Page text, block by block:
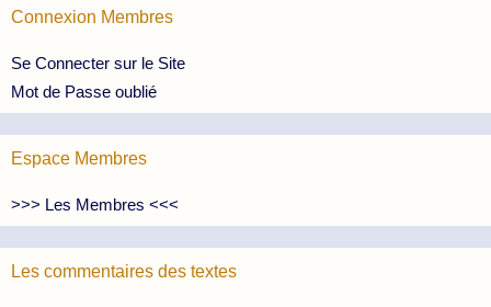
Connexion Membres
Se Connecter sur le Site
Mot de Passe oublié
Espace Membres
>>> Les Membres <<<
Les commentaires des textes